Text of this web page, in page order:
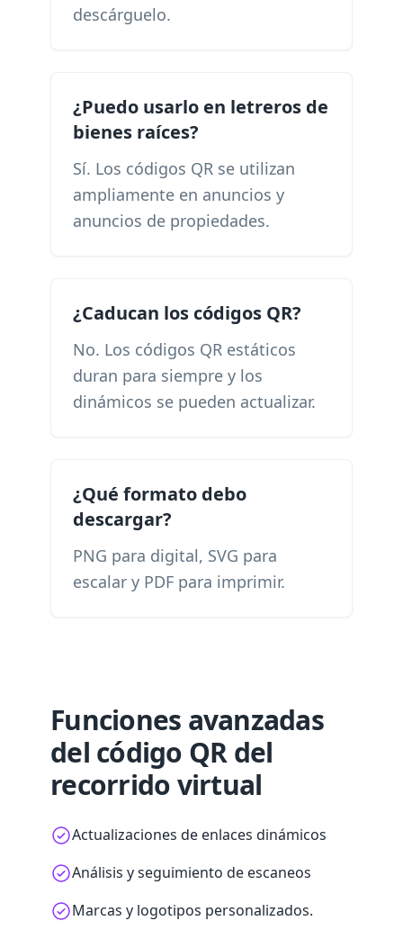
descárguelo.
¿Puedo usarlo en letreros de
bienes raíces?
Sí. Los códigos QR se utilizan
ampliamente en anuncios y
anuncios de propiedades.
¿Caducan los códigos QR?
No. Los códigos QR estáticos
duran para siempre y los
dinámicos se pueden actualizar.
¿Qué formato debo
descargar?
PNG para digital, SVG para
escalar y PDF para imprimir.
Funciones avanzadas
del código QR del
recorrido virtual
Actualizaciones de enlaces dinámicos
Análisis y seguimiento de escaneos
Marcas y logotipos personalizados.